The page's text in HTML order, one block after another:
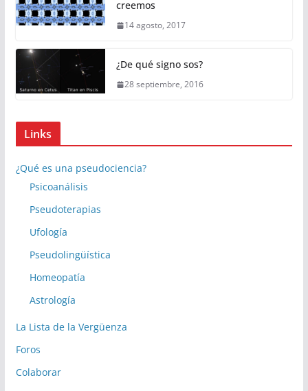
creemos
14 agosto, 2017
¿De qué signo sos?
28 septiembre, 2016
Links
¿Qué es una pseudociencia?
Psicoanálisis
Pseudoterapias
Ufología
Pseudolingüística
Homeopatía
Astrología
La Lista de la Vergüenza
Foros
Colaborar